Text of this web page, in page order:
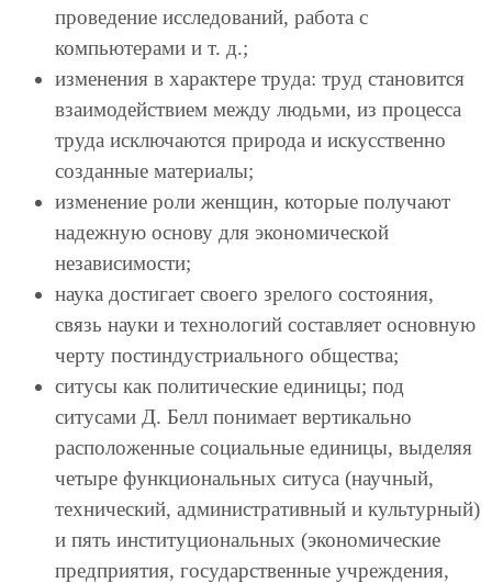
проведение исследований, работа с
компьютерами и т. д.;
изменения в характере труда: труд становится
взаимодействием между людьми, из процесса
труда исключаются природа и искусственно
созданные материалы;
изменение роли женщин, которые получают
надежную основу для экономической
независимости;
наука достигает своего зрелого состояния,
связь науки и технологий составляет основную
черту постиндустриального общества;
ситусы как политические единицы; под
ситусами Д. Белл понимает вертикально
расположенные социальные единицы, выделяя
четыре функциональных ситуса (научный,
технический, административный и культурный)
и пять институциональных (экономические
предприятия, государственные учреждения,